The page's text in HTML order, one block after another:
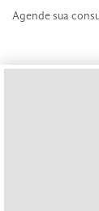
Agende sua